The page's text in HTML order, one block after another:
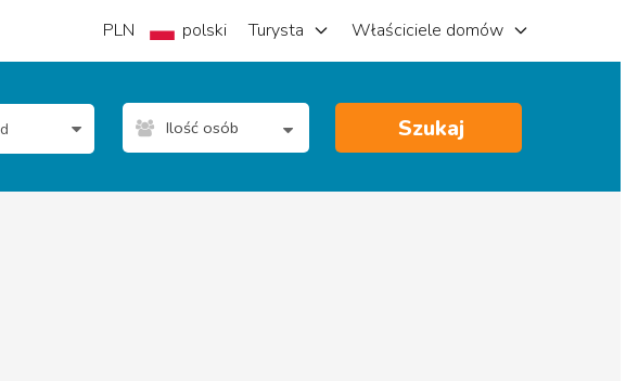
PLN polski Turysta Właściciele domów
Ilość osób Szukaj